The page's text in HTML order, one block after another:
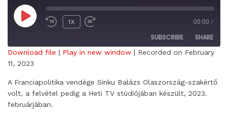
PLAY
EPISODE
1X 00:00 /
SUBSCRIBE SHARE
SHARE
LINK
Download file | Play in new window | Recorded on February
11, 2023
A Franciapolitika vendége Sinku Balázs Olaszország-szakértő
volt, a felvétel pedig a Heti TV stúdiójában készült, 2023.
februárjában.